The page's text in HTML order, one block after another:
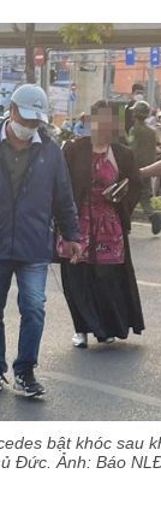
bật khóc sau
Đức. Ảnh: Báo